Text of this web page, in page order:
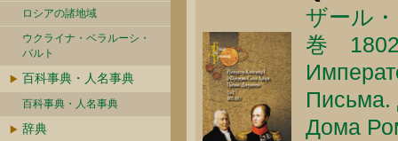
ロシアの諸地域
ウクライナ・ベラルーシ・
バルト
百科事典・人名事典
百科事典・人名事典
辞典
ザール
巻
Письма.
Дома